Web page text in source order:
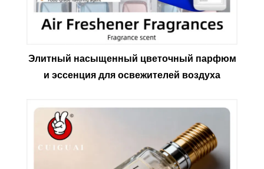
Элитный насыщенный цветочный парфюм
и эссенция для освежителей воздуха